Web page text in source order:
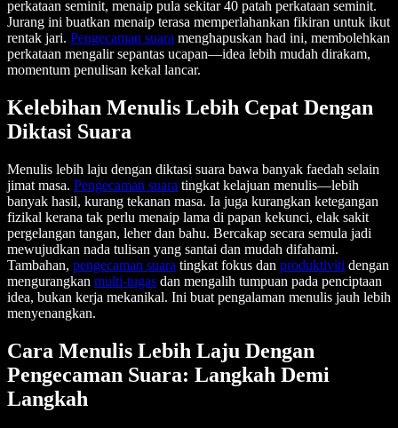
perkataan seminit, menaip pula sekitar 40 patah perkataan seminit.
Jurang ini buatkan menaip terasa memperlahankan fikiran untuk ikut
rentak jari. Pengecaman suara menghapuskan had ini, membolehkan
perkataan mengalir sepantas ucapan—idea lebih mudah dirakam,
momentum penulisan kekal lancar.
Kelebihan Menulis Lebih Cepat Dengan
Diktasi Suara
Menulis lebih laju dengan diktasi suara bawa banyak faedah selain
jimat masa. Pengecaman suara tingkat kelajuan menulis—lebih
banyak hasil, kurang tekanan masa. Ia juga kurangkan ketegangan
fizikal kerana tak perlu menaip lama di papan kekunci, elak sakit
pergelangan tangan, leher dan bahu. Bercakap secara semula jadi
mewujudkan nada tulisan yang santai dan mudah difahami.
Tambahan, pengecaman suara tingkat fokus dan produktiviti dengan
mengurangkan multi-tugas dan mengalih tumpuan pada penciptaan
idea, bukan kerja mekanikal. Ini buat pengalaman menulis jauh lebih
menyenangkan.
Cara Menulis Lebih Laju Dengan
Pengecaman Suara: Langkah Demi
Langkah